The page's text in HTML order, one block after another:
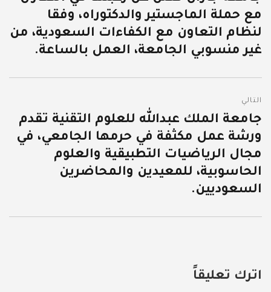
السابقة:
مع حملة الماجستير والدكتوراه، وفقا
لنظام التعاون مع الكفاءات السعودية، من
غير منسوبي الجامعة، العمل بالساعة.
التالي
المقالة
التالية:
جامعة الملك عبدالله للعلوم التقنية تقدم
ورشة عمل مكثفة في حرمها الجامعي، في
مجال الرياضيات التطبيقية والعلوم
الحاسوبية، للمعيدين والمحاضرين
السعوديين.
اترك تعليقاً